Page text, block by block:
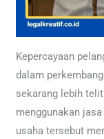
Kepercayaan
dalam
sekarang lebih
menggunakan
usaha tersebut